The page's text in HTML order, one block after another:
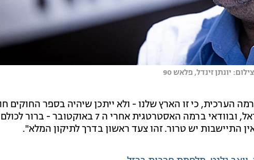
יונתן זינדל, פלאש 90
הערכית, כי זו הארץ שלנו - ולא ייתכן שיהיה בספר החוקים
שאוסר על יהודים להיות בארץ ישראל, ובוודאי ברמה האסטרטגית אחרי ה 7
התיישבות יש טרור. זהו צעד ראשון בדרך לתיקון המלא".